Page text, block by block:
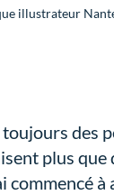
toujours des
plus que
commencé